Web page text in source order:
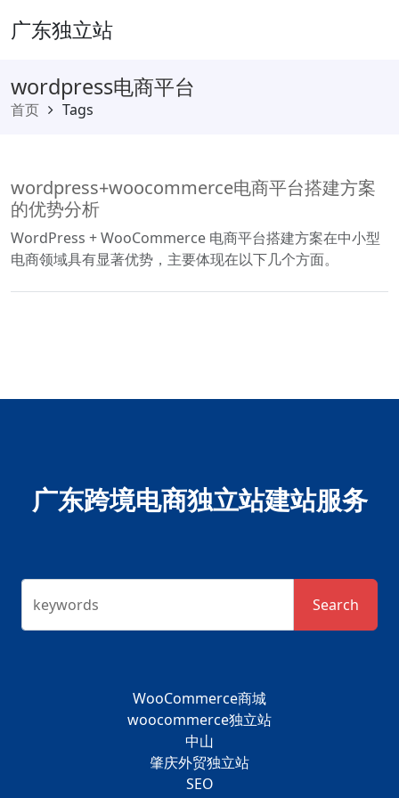
广东独立站
wordpress电商平台
首页 Tags
wordpress+woocommerce电商平台搭建方案
的优势分析
WordPress + WooCommerce 电商平台搭建方案在中小型
电商领域具有显著优势，主要体现在以下几个方面。
广东跨境电商独立站建站服务
keywords Search
WooCommerce商城
woocommerce独立站
中山
肇庆外贸独立站
SEO